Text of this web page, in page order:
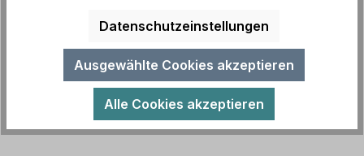
Beschreibung
Originelles Truck / LKW-Schild mit Wunschtext,
Truck-Symbol und Bundeslandwappen - Baden-
Württemberg. Fun-Schilder oder Name…
Datenschutzeinstellungen
Ausgewählte Cookies akzeptieren
Alle Cookies akzeptieren